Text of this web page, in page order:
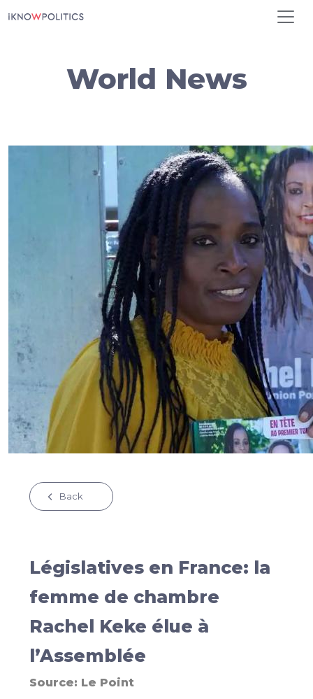
World News
Back
Législatives en France: la
femme de chambre
Rachel Keke élue à
l’Assemblée
Source: Le Point